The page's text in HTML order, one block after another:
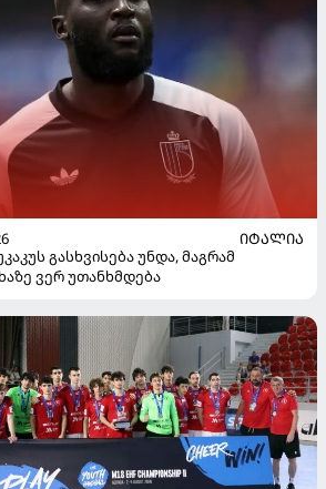
ᲘᲢᲐᲚᲘᲐ
გასხვისება უნდა, მაგრამ
ვერ უთანხმდება